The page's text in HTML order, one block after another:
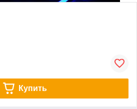
Купить